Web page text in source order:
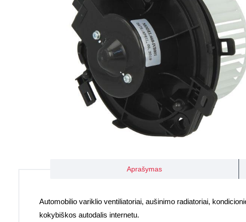
Aprašymas
Automobilio variklio ventiliatoriai, aušinimo radiatoriai,
kokybiškos autodalis internetu.